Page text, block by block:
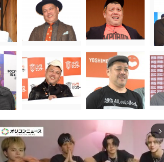
arrow_forward_ios